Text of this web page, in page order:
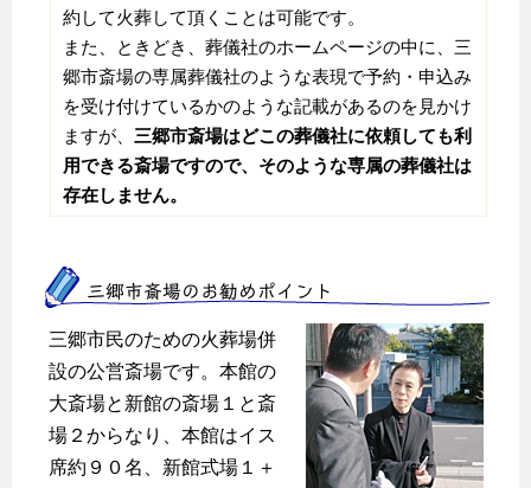
約して火葬して頂くことは可能です。
また、ときどき、葬儀社のホームページの中に、三
郷市斎場の専属葬儀社のような表現で予約・申込み
を受け付けているかのような記載があるのを見かけ
ますが、 三郷市斎場はどこの葬儀社に依頼しても利
用できる斎場ですので、そのような専属の葬儀社は
存在しません。
三郷市斎場のお勧めポイント
三郷市民のための火葬場併
設の公営斎場です。本館の
大斎場と新館の斎場１と斎
場２からなり、本館はイス
席約９０名、新館式場１＋